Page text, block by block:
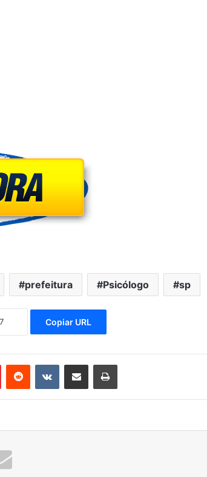
prefeitura Psicólogo sp
Copiar URL
PinterestReddit VK Compartilhar via e-mail Imprimir